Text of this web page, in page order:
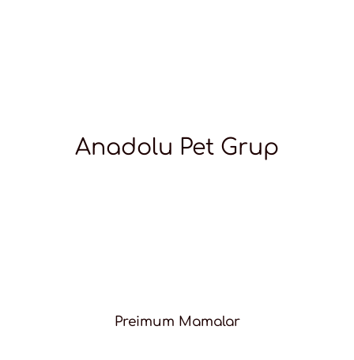
Anadolu Pet Grup
Preimum Mamalar